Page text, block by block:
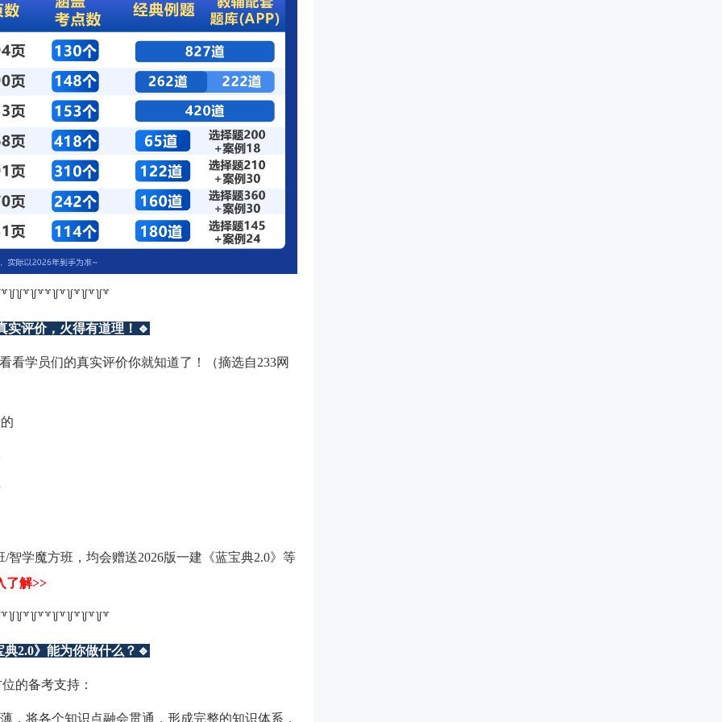
实评价，火得有道理！🔹
看学员们的真实评价你就知道了！（摘选自233网
智学魔方班，均会赠送2026版一建《蓝宝典2.0》等
了解>>
典2.0》能为你做什么？🔹
的备考支持：
，将各个知识点融会贯通，形成完整的知识体系，